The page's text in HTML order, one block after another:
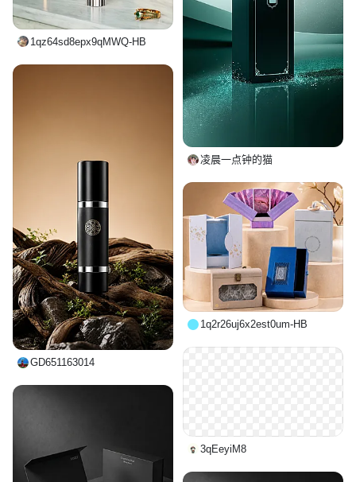
1qz64sd8epx9qMWQ-HB
凌晨一点钟的猫
GD651163014
1q2r26uj6x2est0um-HB
3qEeyiM8